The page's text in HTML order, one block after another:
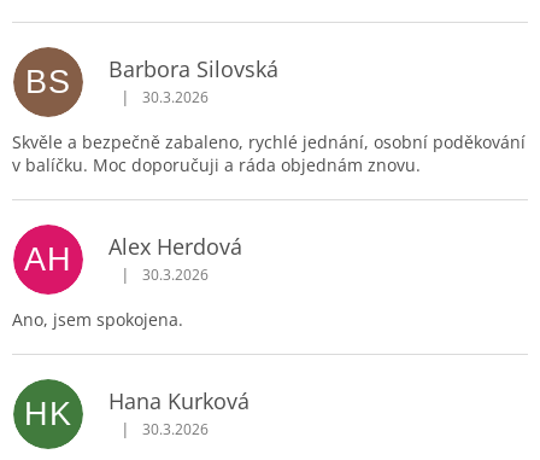
BS Barbora Silovská
Hodnocení obchodu je 5 z 5 hvězdiček.
| 30.3.2026
Skvěle a bezpečně zabaleno, rychlé jednání, osobní poděkování
v balíčku. Moc doporučuji a ráda objednám znovu.
AH Alex Herdová
Hodnocení obchodu je 5 z 5 hvězdiček.
| 30.3.2026
Ano, jsem spokojena.
HK Hana Kurková
Hodnocení obchodu je 5 z 5 hvězdiček.
| 30.3.2026